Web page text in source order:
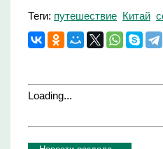
Теги: путешествие Китай
Loading...